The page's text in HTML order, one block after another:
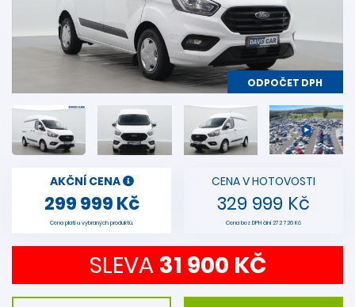
ODPOČET DPH
AKČNÍ CENA
299 999 Kč
Cena platí u vybraných produktů.
CENA V HOTOVOSTI
329 999 Kč
Cena bez DPH činí 272 726 Kč
SLEVA 31 900 KČ